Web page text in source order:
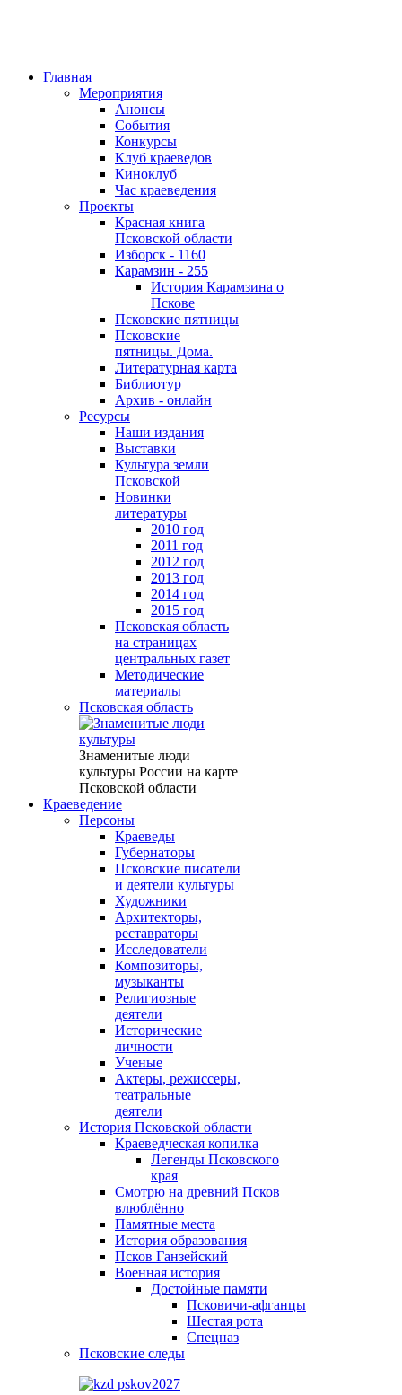
Главная
Мероприятия
Анонсы
События
Конкурсы
Клуб краеведов
Киноклуб
Час краеведения
Проекты
Красная книга
Псковской области
Изборск - 1160
Карамзин - 255
История Карамзина о
Пскове
Псковские пятницы
Псковские
пятницы. Дома.
Литературная карта
Библиотур
Архив - онлайн
Ресурсы
Наши издания
Выставки
Культура земли
Псковской
Новинки
литературы
2010 год
2011 год
2012 год
2013 год
2014 год
2015 год
Псковская область
на страницах
центральных газет
Методические
материалы
Псковская область
Знаменитые люди
культуры России на карте
Псковской области
Краеведение
Персоны
Краеведы
Губернаторы
Псковские писатели
и деятели культуры
Художники
Архитекторы,
реставраторы
Исследователи
Композиторы,
музыканты
Религиозные
деятели
Исторические
личности
Ученые
Актеры, режиссеры,
театральные
деятели
История Псковской области
Краеведческая копилка
Легенды Псковского
края
Смотрю на древний Псков
влюблённо
Памятные места
История образования
Псков Ганзейский
Военная история
Достойные памяти
Псковичи-афганцы
Шестая рота
Спецназ
Псковские следы